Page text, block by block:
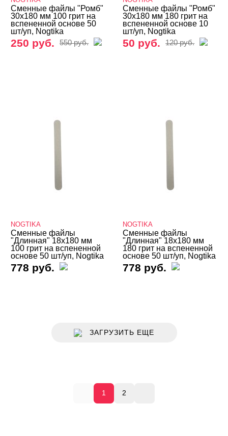
Сменные файлы "Ромб"
30х180 мм 100 грит на
вспененной основе 50
шт/уп, Nogtika
250 руб. 550 руб.
Сменные файлы "Ромб"
30х180 мм 180 грит на
вспененной основе 10
шт/уп, Nogtika
50 руб. 120 руб.
NOGTIKA
Сменные файлы
"Длинная" 18х180 мм
100 грит на вспененной
основе 50 шт/уп, Nogtika
778 руб.
NOGTIKA
Сменные файлы
"Длинная" 18х180 мм
180 грит на вспененной
основе 50 шт/уп, Nogtika
778 руб.
ЗАГРУЗИТЬ ЕЩЕ
1 2